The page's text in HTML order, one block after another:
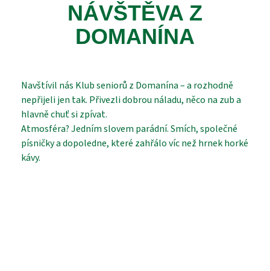
DOKUMENTY
KONTAKTY
NÁVŠTĚVA Z
DOMANÍNA
Navštívil nás Klub seniorů z Domanína – a rozhodně
nepřijeli jen tak. Přivezli dobrou náladu, něco na zub a
hlavně chuť si zpívat.
Atmosféra? Jedním slovem parádní. Smích, společné
písničky a dopoledne, které zahřálo víc než hrnek horké
kávy.